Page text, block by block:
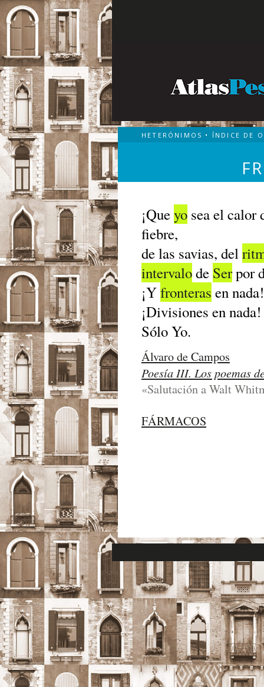
HETERÓNIMOS • ÍNDICE DE
¡Queyo sea el calor
fiebre,
de las savias, del
intervalode Serpor
¡Yfronteras en nada!
¡Divisiones en nada!
Sólo Yo.
Álvaro de Campos
Poesía III. Los poemas
«Salutación a Walt
FÁRMACOS